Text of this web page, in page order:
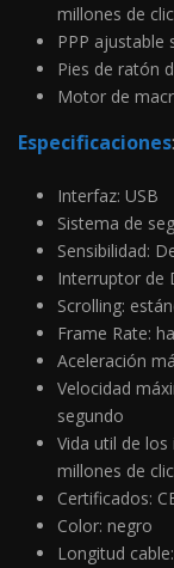
millones de
PPP ajustable
Pies de ratón
Motor de
Especificaciones:
Interfaz: USB
Sistema de
Sensibilidad:
Interruptor de
Scrolling:
Frame Rate:
Aceleración
Velocidad
segundo
Vida util de
millones de
Certificados:
Color: negro
Longitud